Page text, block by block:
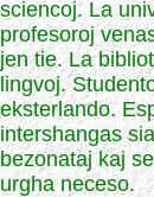
sciencoj. La
profesoroj
jen tie. La
lingvoj.
eksterlando.
intershangas
bezonataj kaj
urgha neceso.